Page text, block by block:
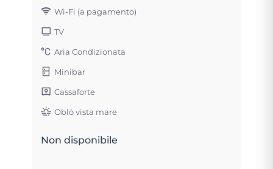
Wi-Fi (a pagamento)
TV
Aria Condizionata
Minibar
Cassaforte
Oblò vista mare
Non disponibile